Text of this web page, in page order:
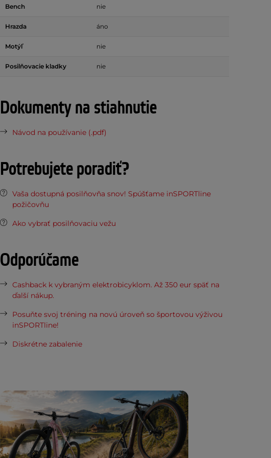
Bench nie
Hrazda áno
Motýľ nie
Posilňovacie kladky nie
Dokumenty na stiahnutie
Návod na používanie (.pdf)
Potrebujete poradiť?
Vaša dostupná posilňovňa snov! Spúšťame inSPORTline
požičovňu
Ako vybrať posilňovaciu vežu
Odporúčame
Cashback k vybraným elektrobicyklom. Až 350 eur späť na
ďalší nákup.
Posuňte svoj tréning na novú úroveň so športovou výživou
inSPORTline!
Diskrétne zabalenie